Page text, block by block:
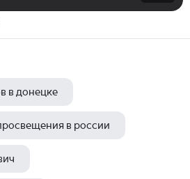
в донецке
в россии